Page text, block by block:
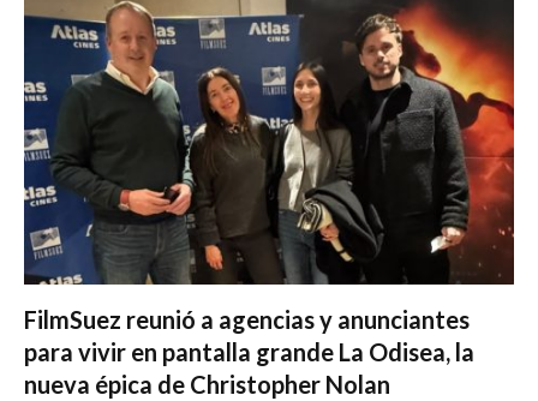
FilmSuez reunió a agencias y anunciantes
para vivir en pantalla grande La Odisea, la
nueva épica de Christopher Nolan